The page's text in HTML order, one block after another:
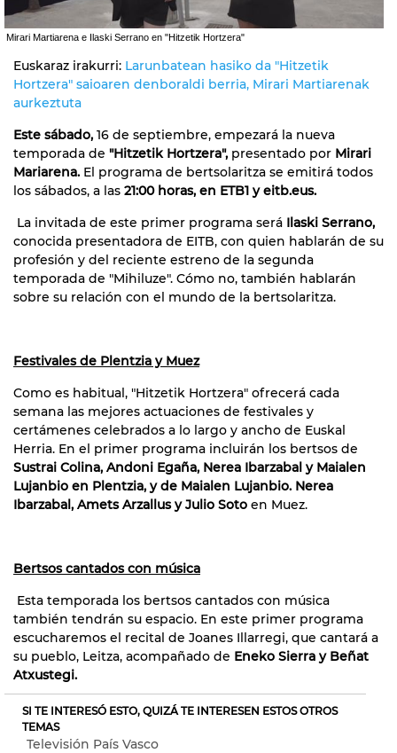
Mirari Martiarena e Ilaski Serrano en "Hitzetik Hortzera"
Euskaraz irakurri: Larunbatean hasiko da "Hitzetik
Hortzera" saioaren denboraldi berria, Mirari Martiarenak
aurkeztuta
Este sábado, 16 de septiembre, empezará la nueva
temporada de "Hitzetik Hortzera", presentado por Mirari
Mariarena. El programa de bertsolaritza se emitirá todos
los sábados, a las 21:00 horas, en ETB1 y eitb.eus.
La invitada de este primer programa será Ilaski Serrano,
conocida presentadora de EITB, con quien hablarán de su
profesión y del reciente estreno de la segunda
temporada de "Mihiluze". Cómo no, también hablarán
sobre su relación con el mundo de la bertsolaritza.
Festivales de Plentzia y Muez
Como es habitual, "Hitzetik Hortzera" ofrecerá cada
semana las mejores actuaciones de festivales y
certámenes celebrados a lo largo y ancho de Euskal
Herria. En el primer programa incluirán los bertsos de
Sustrai Colina, Andoni Egaña, Nerea Ibarzabal y Maialen
Lujanbio en Plentzia, y de Maialen Lujanbio. Nerea
Ibarzabal, Amets Arzallus y Julio Soto en Muez.
Bertsos cantados con música
Esta temporada los bertsos cantados con música
también tendrán su espacio. En este primer programa
escucharemos el recital de Joanes Illarregi, que cantará a
su pueblo, Leitza, acompañado de Eneko Sierra y Beñat
Atxustegi.
SI TE INTERESÓ ESTO, QUIZÁ TE INTERESEN ESTOS OTROS
TEMAS
Televisión País Vasco